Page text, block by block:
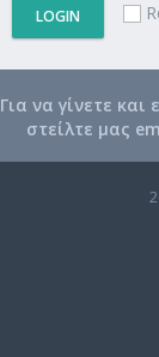
LOGIN
Για να γίνετε
στείλτε μας